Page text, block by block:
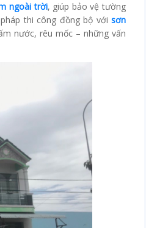
ngoài trời, giúp bảo vệ tường
thi công đồng bộ với sơn
nước, rêu mốc – những vấn